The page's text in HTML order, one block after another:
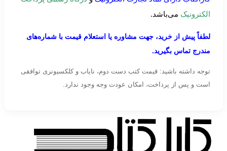
الکترونیک می‌باشد.
لطفاً پیش از خرید، جهت مشاوره یا استعلام قیمت با شماره‌های
مندرج تماس بگیرید.
توجه داشته باشید: قیمت کتب دست دوم، نایاب و کلکسیونری توافقی
است و پس از پرداخت، امکان عودت وجه وجود ندارد.